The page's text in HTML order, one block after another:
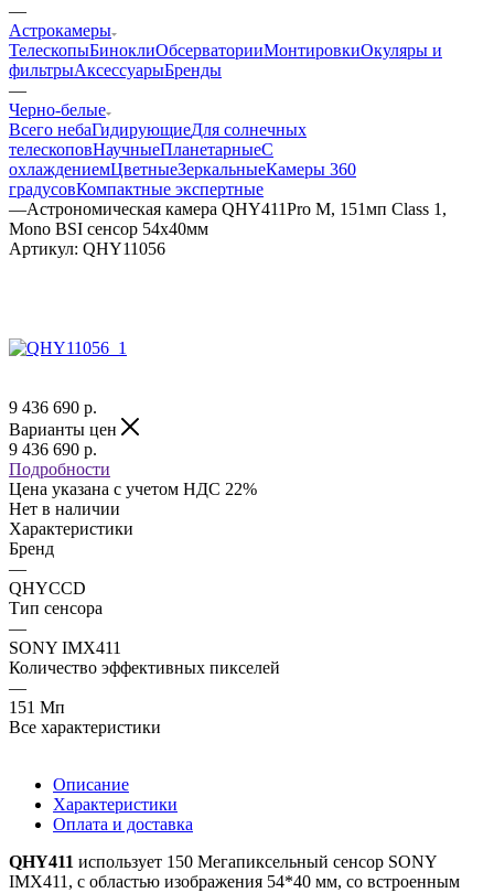
—
Астрокамеры
ТелескопыБиноклиОбсерваторииМонтировкиОкуляры и
фильтрыАксессуарыБренды
—
Черно-белые
Всего небаГидирующиеДля солнечных
телескоповНаучныеПланетарныеС
охлаждениемЦветныеЗеркальныеКамеры 360
градусовКомпактные экспертные
—Астрономическая камера QHY411Pro M, 151мп Class 1,
Mono BSI сенсор 54x40мм
Артикул: QHY11056
9 436 690 р.
Варианты цен
9 436 690 р.
Подробности
Цена указана с учетом НДС 22%
Нет в наличии
Характеристики
Бренд
—
QHYCCD
Тип сенсора
—
SONY IMX411
Количество эффективных пикселей
—
151 Мп
Все характеристики
Описание
Характеристики
Оплата и доставка
QHY411 использует 150 Мегапиксельный сенсор SONY
IMX411, с областью изображения 54*40 мм, со встроенным